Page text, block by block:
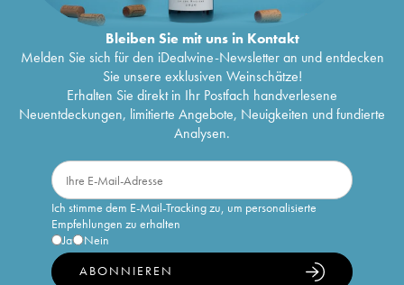
Bleiben Sie mit uns in Kontakt
Melden Sie sich für den iDealwine-Newsletter an und entdecken
Sie unsere exklusiven Weinschätze!
Erhalten Sie direkt in Ihr Postfach handverlesene
Neuentdeckungen, limitierte Angebote, Neuigkeiten und fundierte
Analysen.
Ich stimme dem E-Mail-Tracking zu, um personalisierte
Empfehlungen zu erhalten
Ja
Nein
ABONNIEREN